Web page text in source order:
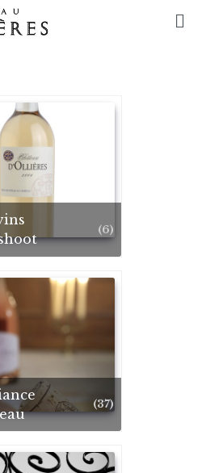
(6)
(37)